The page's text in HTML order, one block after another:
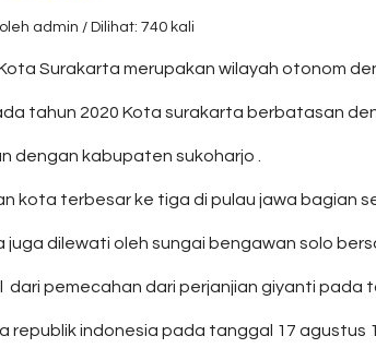
admin / Dilihat: 740 kali
Surakarta merupakan wilayah otonom
tahun 2020 Kota surakarta berbatasan
dengan kabupaten sukoharjo .
kota terbesar ke tiga di pulau jawa bagian
juga dilewati oleh sungai bengawan solo
dari pemecahan dari perjanjian giyanti pada
republik indonesia pada tanggal 17